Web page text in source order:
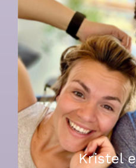
Kristel